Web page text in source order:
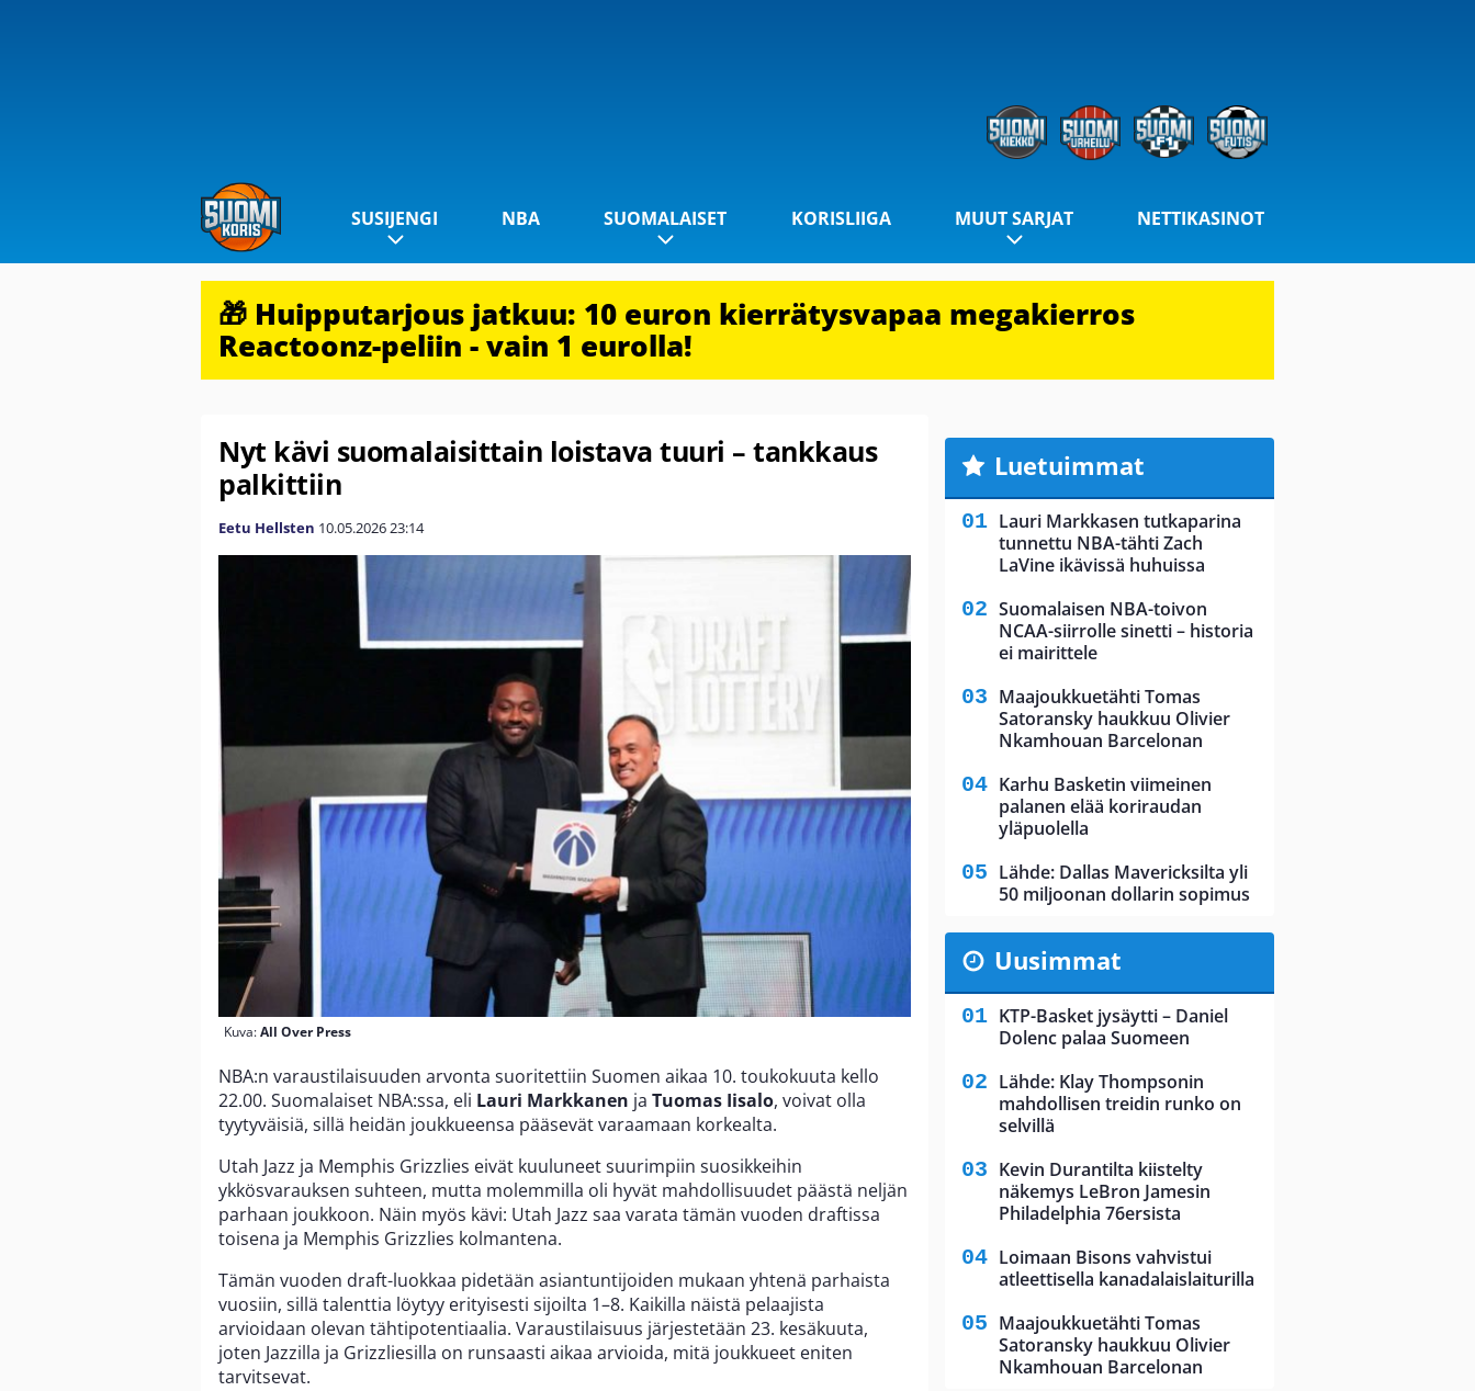
SUSIJENGI NBA SUOMALAISET KORISLIIGA MUUT SARJAT NETTIKASINOT
🎁 Huipputarjous jatkuu: 10 euron kierrätysvapaa megakierros
Reactoonz-peliin - vain 1 eurolla!
Nyt kävi suomalaisittain loistava tuuri – tankkaus
palkittiin
Eetu Hellsten 10.05.202623:14
Kuva:All Over Press
NBA:n varaustilaisuuden arvonta suoritettiin Suomen aikaa 10. toukokuuta kello
22.00. Suomalaiset NBA:ssa, eli Lauri Markkanen ja Tuomas Iisalo, voivat olla
tyytyväisiä, sillä heidän joukkueensa pääsevät varaamaan korkealta.
Utah Jazz ja Memphis Grizzlies eivät kuuluneet suurimpiin suosikkeihin
ykkösvarauksen suhteen, mutta molemmilla oli hyvät mahdollisuudet päästä neljän
parhaan joukkoon. Näin myös kävi: Utah Jazz saa varata tämän vuoden draftissa
toisena ja Memphis Grizzlies kolmantena.
Tämän vuoden draft-luokkaa pidetään asiantuntijoiden mukaan yhtenä parhaista
vuosiin, sillä talenttia löytyy erityisesti sijoilta 1–8. Kaikilla näistä pelaajista
arvioidaan olevan tähtipotentiaalia. Varaustilaisuus järjestetään 23. kesäkuuta,
joten Jazzilla ja Grizzliesilla on runsaasti aikaa arvioida, mitä joukkueet eniten
tarvitsevat.
Luetuimmat
Lauri Markkasen tutkaparina
tunnettu NBA-tähti Zach
LaVine ikävissä huhuissa
Suomalaisen NBA-toivon
NCAA-siirrolle sinetti – historia
ei mairittele
Maajoukkuetähti Tomas
Satoransky haukkuu Olivier
Nkamhouan Barcelonan
Karhu Basketin viimeinen
palanen elää koriraudan
yläpuolella
Lähde: Dallas Mavericksilta yli
50 miljoonan dollarin sopimus
Uusimmat
KTP-Basket jysäytti – Daniel
Dolenc palaa Suomeen
Lähde: Klay Thompsonin
mahdollisen treidin runko on
selvillä
Kevin Durantilta kiistelty
näkemys LeBron Jamesin
Philadelphia 76ersista
Loimaan Bisons vahvistui
atleettisella kanadalaislaiturilla
Maajoukkuetähti Tomas
Satoransky haukkuu Olivier
Nkamhouan Barcelonan